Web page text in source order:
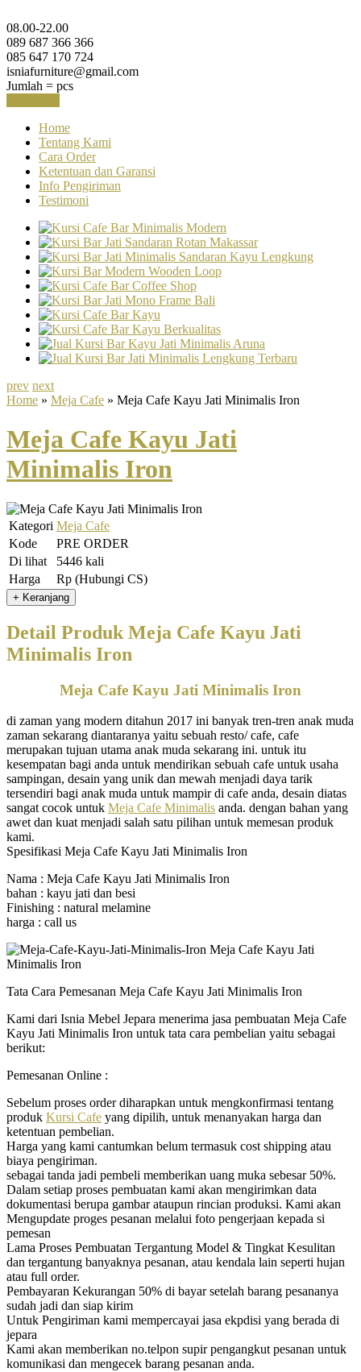
08.00-22.00
089 687 366 366
085 647 170 724
isniafurniture@gmail.com
Jumlah = pcs
Home
Tentang Kami
Cara Order
Ketentuan dan Garansi
Info Pengiriman
Testimoni
prev next
Home » Meja Cafe » Meja Cafe Kayu Jati Minimalis Iron
Meja Cafe Kayu Jati
Minimalis Iron
Kategori Meja Cafe
Kode
PRE ORDER
Di lihat
5446 kali
Harga
Rp (Hubungi CS)
Detail Produk Meja Cafe Kayu Jati
Minimalis Iron
Meja Cafe Kayu Jati Minimalis Iron
di zaman yang modern ditahun 2017 ini banyak tren-tren anak muda
zaman sekarang diantaranya yaitu sebuah resto/ cafe, cafe
merupakan tujuan utama anak muda sekarang ini. untuk itu
kesempatan bagi anda untuk mendirikan sebuah cafe untuk usaha
sampingan, desain yang unik dan mewah menjadi daya tarik
tersendiri bagi anak muda untuk mampir di cafe anda, desain diatas
sangat cocok untuk Meja Cafe Minimalis anda. dengan bahan yang
awet dan kuat menjadi salah satu pilihan untuk memesan produk
kami.
Spesifikasi Meja Cafe Kayu Jati Minimalis Iron
Nama : Meja Cafe Kayu Jati Minimalis Iron
bahan : kayu jati dan besi
Finishing : natural melamine
harga : call us
Tata Cara Pemesanan Meja Cafe Kayu Jati Minimalis Iron
Kami dari Isnia Mebel Jepara menerima jasa pembuatan Meja Cafe
Kayu Jati Minimalis Iron untuk tata cara pembelian yaitu sebagai
berikut:
Pemesanan Online :
Sebelum proses order diharapkan untuk mengkonfirmasi tentang
produk Kursi Cafe yang dipilih, untuk menanyakan harga dan
ketentuan pembelian.
Harga yang kami cantumkan belum termasuk cost shipping atau
biaya pengiriman.
sebagai tanda jadi pembeli memberikan uang muka sebesar 50%.
Dalam setiap proses pembuatan kami akan mengirimkan data
dokumentasi berupa gambar ataupun rincian produksi. Kami akan
Mengupdate proges pesanan melalui foto pengerjaan kepada si
pemesan
Lama Proses Pembuatan Tergantung Model & Tingkat Kesulitan
dan tergantung banyaknya pesanan, atau kendala lain seperti hujan
atau full order.
Pembayaran Kekurangan 50% di bayar setelah barang pesananya
sudah jadi dan siap kirim
Untuk Pengiriman kami mempercayai jasa ekpdisi yang berada di
jepara
Kami akan memberikan no.telpon supir pengangkut pesanan untuk
komunikasi dan mengecek barang pesanan anda.